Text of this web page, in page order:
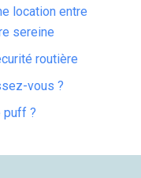
location entre
sereine
routière
vous ?
puff ?